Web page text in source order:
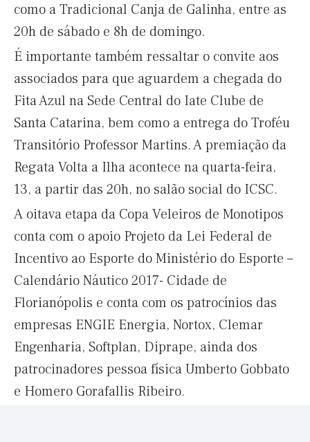
como a Tradicional Canja de Galinha, entre as
20h de sábado e 8h de domingo.
É importante também ressaltar o convite aos
associados para que aguardem a chegada do
Fita Azul na Sede Central do Iate Clube de
Santa Catarina, bem como a entrega do Troféu
Transitório Professor Martins. A premiação da
Regata Volta a Ilha acontece na quarta-feira,
13, a partir das 20h, no salão social do ICSC.
A oitava etapa da Copa Veleiros de Monotipos
conta com o apoio Projeto da Lei Federal de
Incentivo ao Esporte do Ministério do Esporte –
Calendário Náutico 2017- Cidade de
Florianópolis e conta com os patrocínios das
empresas ENGIE Energia, Nortox, Clemar
Engenharia, Softplan, Diprape, ainda dos
patrocinadores pessoa física Umberto Gobbato
e Homero Gorafallis Ribeiro.